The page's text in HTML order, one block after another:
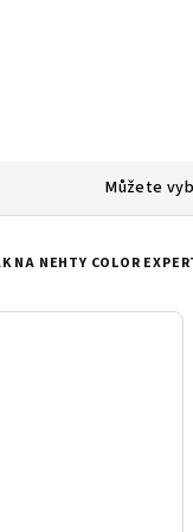
Můžete
NA NEHTY COLOR